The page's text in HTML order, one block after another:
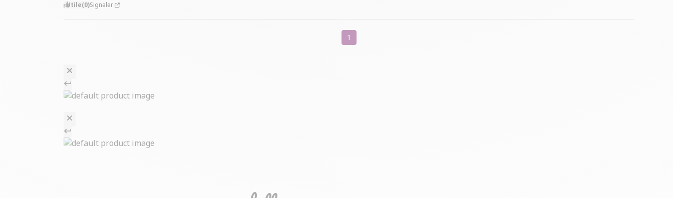
Utile(0)Signaler
1